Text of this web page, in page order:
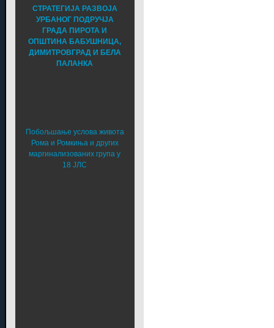
СТРАТЕГИЈА РАЗВОЈА
УРБАНОГ ПОДРУЧЈА
ГРАДА ПИРОТА И
ОПШТИНА БАБУШНИЦА,
ДИМИТРОВГРАД И БЕЛА
ПАЛАНКА
Побољшање услова живота
Рома и Ромкиња и других
маргинализованих група у
18 ЈЛС